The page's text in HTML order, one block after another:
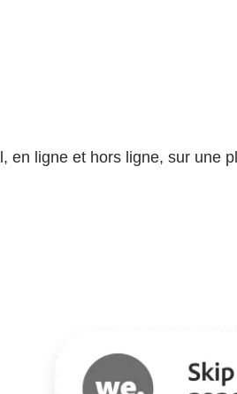
ligne et hors ligne, sur une